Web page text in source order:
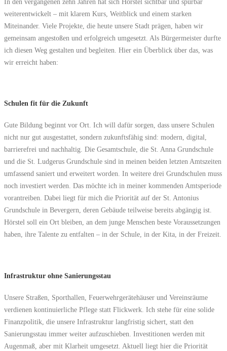
weiterentwickelt – mit klarem Kurs, Weitblick und einem starken
Miteinander. Viele Projekte, die heute unsere Stadt prägen, haben wir
gemeinsam angestoßen und erfolgreich umgesetzt. Als Bürgermeister durfte
ich diesen Weg gestalten und begleiten. Hier ein Überblick über das, was
wir erreicht haben:
Schulen fit für die Zukunft
Gute Bildung beginnt vor Ort. Ich will dafür sorgen, dass unsere Schulen
nicht nur gut ausgestattet, sondern zukunftsfähig sind: modern, digital,
barrierefrei und nachhaltig. Die Gesamtschule, die St. Anna Grundschule
und die St. Ludgerus Grundschule sind in meinen beiden letzten Amtszeiten
umfassend saniert und erweitert worden. In weitere drei Grundschulen muss
noch investiert werden. Das möchte ich in meiner kommenden Amtsperiode
vorantreiben. Dabei liegt für mich die Priorität auf der St. Antonius
Grundschule in Bevergern, deren Gebäude teilweise bereits abgängig ist.
Hörstel soll ein Ort bleiben, an dem junge Menschen beste Voraussetzungen
haben, ihre Talente zu entfalten – in der Schule, in der Kita, in der Freizeit.
Infrastruktur ohne Sanierungsstau
Unsere Straßen, Sporthallen, Feuerwehrgerätehäuser und Vereinsräume
verdienen kontinuierliche Pflege statt Flickwerk. Ich stehe für eine solide
Finanzpolitik, die unsere Infrastruktur langfristig sichert, statt den
Sanierungsstau immer weiter aufzuschieben. Investitionen werden mit
Augenmaß, aber mit Klarheit umgesetzt. Aktuell liegt hier die Priorität